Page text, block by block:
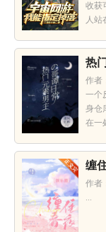
收获
人站
热
作者
一个
身仓
在一
缠
作者
...